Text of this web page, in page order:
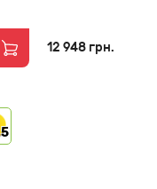
12 948 грн.
5